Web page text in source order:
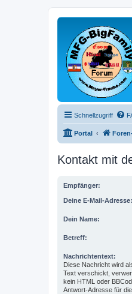
Schnellzugriff
Portal
Kontakt mit
Empfänger:
Deine E-Mail-Adresse:
Dein Name:
Betreff:
Nachrichtentext:
Diese Nachricht wird
Text verschickt,
kein HTML oder
Antwort-Adresse für